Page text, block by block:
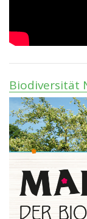
Biodiversität